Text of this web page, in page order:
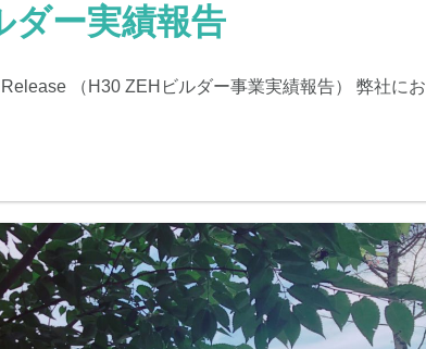
ダー実績報告
（H30 ZEHビルダー事業実績報告） 弊社にお